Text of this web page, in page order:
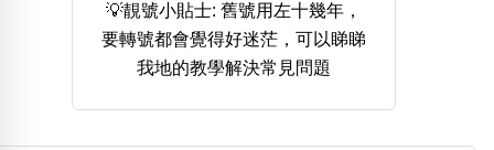
多8字 9888頭 二字號
三字號
全大數字
5萬以上 生天延 全吉星(全號)
💡靚號小貼士: 舊號用左十幾年，
要轉號都會覺得好迷茫，可以睇睇
我地的教學解決常見問題